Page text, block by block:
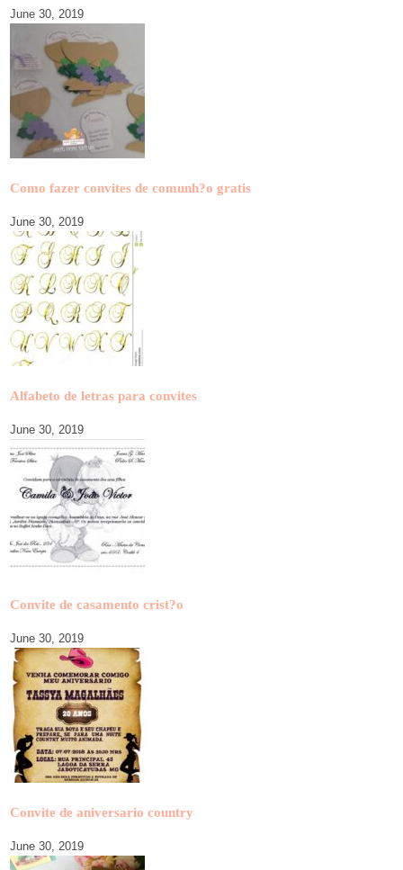
June 30, 2019
Como fazer convites de comunh?o gratis
June 30, 2019
Alfabeto de letras para convites
June 30, 2019
Convite de casamento crist?o
June 30, 2019
Convite de aniversario country
June 30, 2019